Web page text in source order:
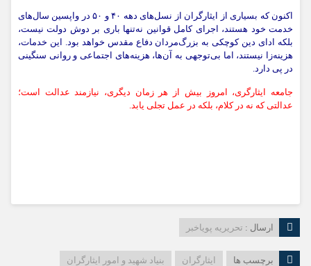
اکنون که بسیاری از ایثارگران از نسل‌های دهه ۴۰ و ۵۰ در واپسین سال‌های
خدمت خود هستند، اجرای کامل قوانین نه‌تنها باری بر دوش دولت نیست،
بلکه ادای دین کوچکی به بزرگ‌مردان دفاع مقدس خواهد بود. این خدمات،
هزینه‌زا نیستند، اما بی‌توجهی به آن‌ها، هزینه‌های اجتماعی و روانی سنگینی
در پی دارد.
جامعه ایثارگری، امروز بیش از هر زمان دیگری، نیازمند عدالت است؛
عدالتی که نه در کلام، بلکه در عمل تجلی یابد.
ارسال : تحریریه پویاخبر
برچسب ها ایثارگران
بنیاد شهید و امور ایثارگران